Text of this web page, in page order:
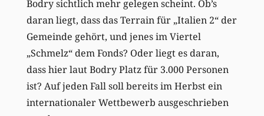
Bodry sichtlich mehr gelegen scheint. Ob’s
daran liegt, dass das Terrain für „Italien 2“ der
Gemeinde gehört, und jenes im Viertel
„Schmelz“ dem Fonds? Oder liegt es daran,
dass hier laut Bodry Platz für 3.000 Personen
ist? Auf jeden Fall soll bereits im Herbst ein
internationaler Wettbewerb ausgeschrieben